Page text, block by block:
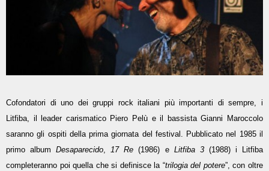
Cofondatori di uno dei gruppi rock italiani più importanti di sempre, i
Litfiba, il leader carismatico Piero Pelù e il bassista Gianni Maroccolo
saranno gli ospiti della prima giornata del festival. Pubblicato nel 1985 il
primo albumDesaparecido,17 Re (1986) e Litfiba 3(1988) i Litfiba
completeranno poi quella che si definisce la “trilogia del potere”, con oltre